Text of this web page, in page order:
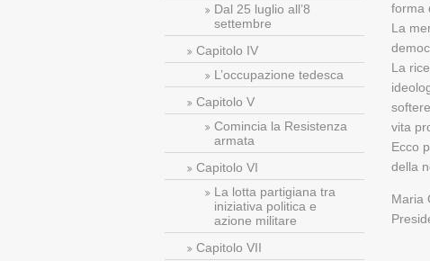
Dal 25 luglio all’8
settembre
Capitolo IV
L’occupazione tedesca
Capitolo V
Comincia la Resistenza
armata
Capitolo VI
La lotta partigiana tra
iniziativa politica e
azione militare
Capitolo VII
forma
La
La
vita
Ecco
della
Maria